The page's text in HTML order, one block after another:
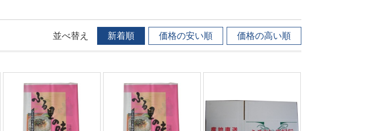
並べ替え 新着順 価格の安い順 価格の高い順